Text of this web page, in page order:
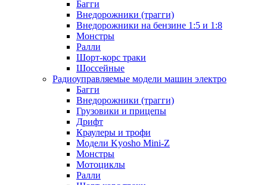
Багги
Внедорожники (трагги)
Внедорожники на бензине 1:5 и 1:8
Монстры
Ралли
Шорт-корс траки
Шоссейные
Радиоуправляемые модели машин электро
Багги
Внедорожники (трагги)
Грузовики и прицепы
Дрифт
Краулеры и трофи
Модели Kyosho Mini-Z
Монстры
Мотоциклы
Ралли